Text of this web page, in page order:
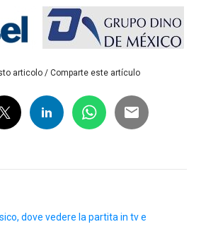
articolo / Comparte este artículo
dove vedere la partita in tv e